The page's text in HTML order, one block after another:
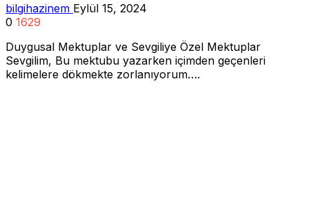
bilgihazinem Eylül 15, 2024
0 1629
Duygusal Mektuplar ve Sevgiliye Özel Mektuplar
Sevgilim, Bu mektubu yazarken içimden geçenleri
kelimelere dökmekte zorlanıyorum….